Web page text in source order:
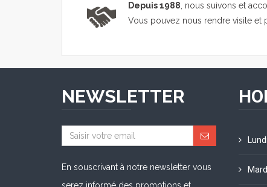
Depuis 1988, nous suivons et
Vous pouvez nous rendre visite et
NEWSLETTER
En souscrivant à notre newsletter vous
Lundi